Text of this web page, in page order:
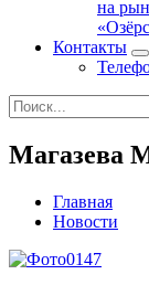
на
Контакты
Магазева
Главная
Новости